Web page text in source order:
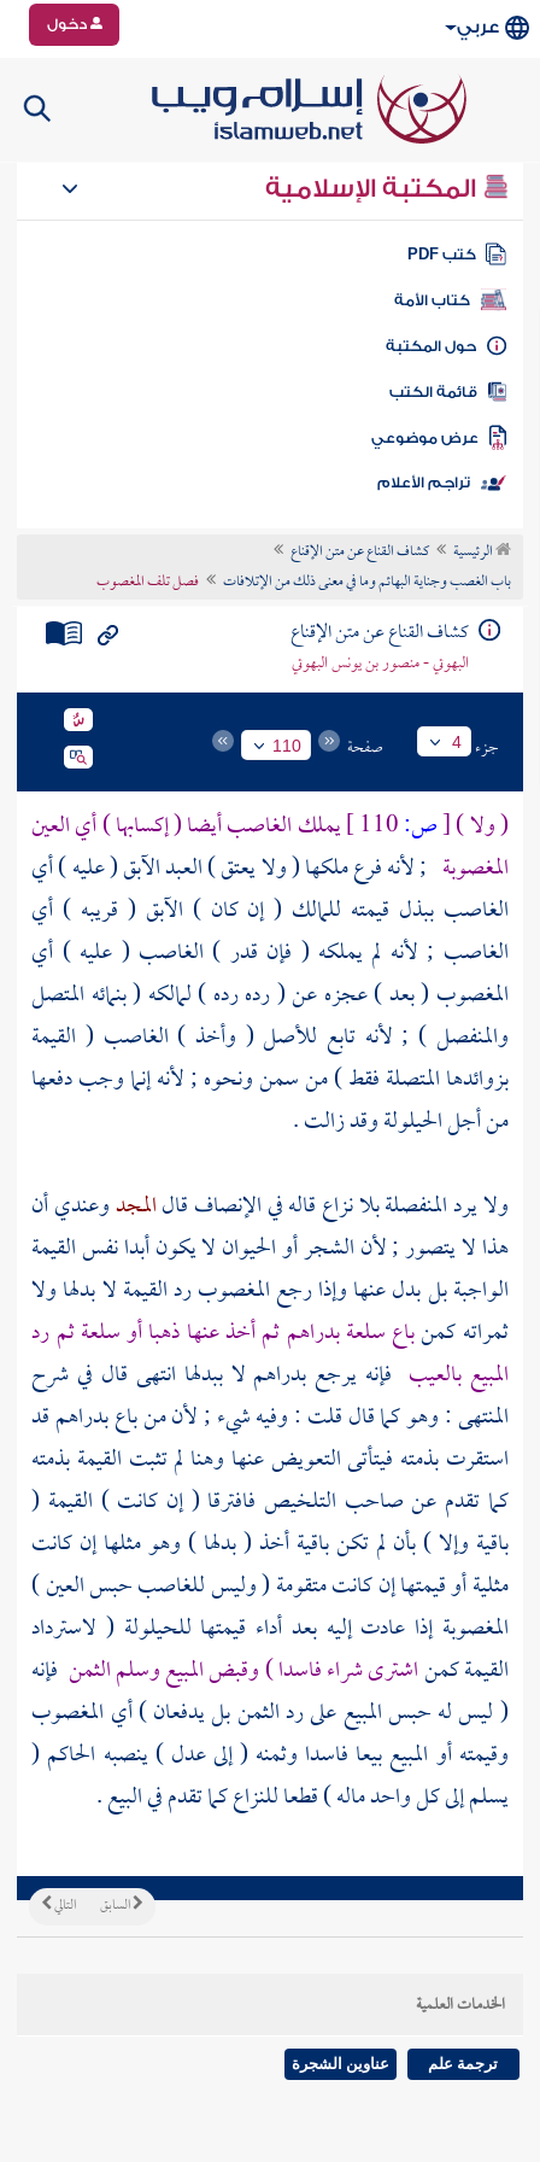
عربي دخول
المكتبة الإسلامية
كتب PDF
كتاب الأمة
المكتبة
الكتب
موضوعي
تراجم الأعلام
الرئيسية
كشاف القناع عن متن الإقناع
باب الغصب وجناية البهائم وما في معنى ذلك من الإتلافات
فصل تلف المغصوب
كشاف القناع عن متن الإقناع
البهوتي - منصور بن يونس البهوتي
جزء 4 صفحة 110
( ولا )[ص:
يملك الغاصب أيضا ( إكسابها ) أي العين
المغصوبة ; لأنه فرع ملكها ( ولا يعتق ) العبد الآبق ( عليه ) أي
الغاصب ببذل قيمته للمالك ( إن كان ) الآبق ( قريبه ) أي
الغاصب ; لأنه لم يملكه ( فإن قدر ) الغاصب ( عليه ) أي
المغصوب ( بعد ) عجزه عن ( رده رده ) لمالكه ( بنمائه المتصل
والمنفصل ) ; لأنه تابع للأصل ( وأخذ ) الغاصب ( القيمة
بزوائدها المتصلة فقط ) من سمن ونحوه ; لأنه إنما وجب دفعها
من أجل الحيلولة وقد زالت .
ولا يرد المنفصلة بلا نزاع قاله في الإنصاف قالالمجدوعندي أن
هذا لا يتصور ; لأن الشجر أو الحيوان لا يكون أبدا نفس القيمة
الواجبة بل بدل عنها وإذا رجع المغصوب رد القيمة لا بدلها ولا
ثمراته كمنباع سلعة بدراهم ثم أخذ عنها ذهبا أو سلعة ثم رد
المبيع بالعيب فإنه يرجع بدراهم لا ببدلها انتهى قال في شرح
المنتهى : وهو كما قالقلت : وفيه شيء ; لأن من باع بدراهم قد
استقرت بذمته فيتأتى التعويض عنها وهنا لم تثبت القيمة بذمته
كما تقدم عن صاحب التلخيص فافترقا ( إن كانت ) القيمة (
باقية وإلا ) بأن لم تكن باقية أخذ ( بدلها ) وهو مثلها إن كانت
مثلية أو قيمتها إن كانت متقومة ( وليس للغاصب حبس العين )
المغصوبة إذا عادت إليه بعد أداء قيمتها للحيلولة ( لاسترداد
القيمة كمناشترى شراء فاسدا ) وقبض المبيع وسلم الثمن فإنه
( ليس له حبس المبيع على رد الثمن بل يدفعان ) أي المغصوب
وقيمته أو المبيع بيعا فاسدا وثمنه ( إلى عدل ) ينصبه الحاكم (
يسلم إلى كل واحد ماله ) قطعا للنزاع كما تقدم في البيع .
التالي السابق
الخدمات العلمية
ترجمة علم عناوين الشجرة